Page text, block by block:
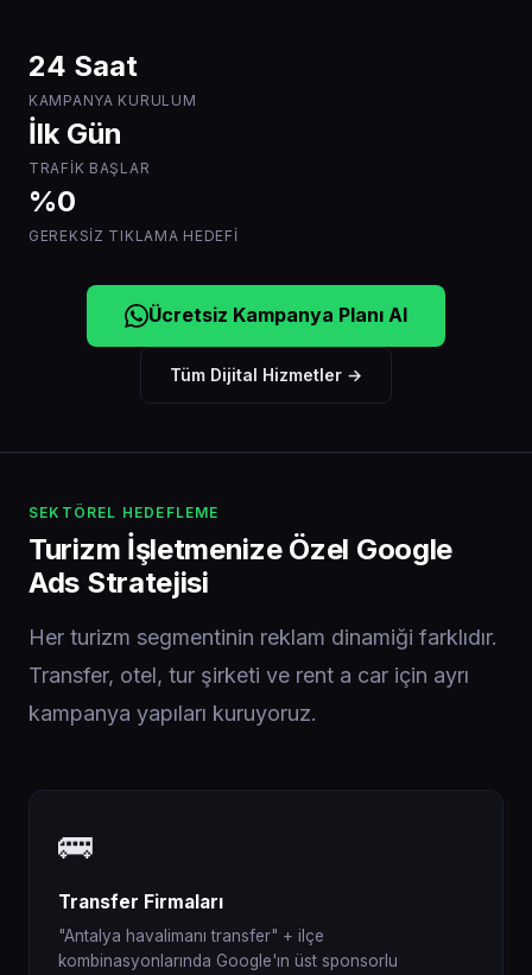
24 Saat
KAMPANYA KURULUM
İlk Gün
TRAFIK BAŞLAR
%0
GEREKSIZ TIKLAMA HEDEFI
Ücretsiz Kampanya Planı Al
Tüm Dijital Hizmetler →
SEKTÖREL HEDEFLEME
Turizm İşletmenize Özel Google
Ads Stratejisi
Her turizm segmentinin reklam dinamiği farklıdır.
Transfer, otel, tur şirketi ve rent a car için ayrı
kampanya yapıları kuruyoruz.
🚌
Transfer Firmaları
"Antalya havalimanı transfer" + ilçe
kombinasyonlarında Google'ın üst sponsorlu